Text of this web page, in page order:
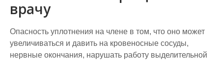
врачу
Опасность уплотнения на члене в том, что оно может
увеличиваться и давить на кровеносные сосуды,
нервные окончания, нарушать работу выделительной